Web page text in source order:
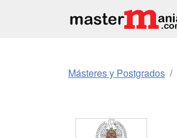
Másteres y Postgrados